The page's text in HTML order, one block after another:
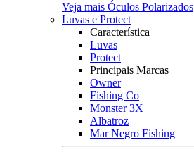
Veja mais Óculos Polarizados
Luvas e Protect
Característica
Luvas
Protect
Principais Marcas
Owner
Fishing Co
Monster 3X
Albatroz
Mar Negro Fishing